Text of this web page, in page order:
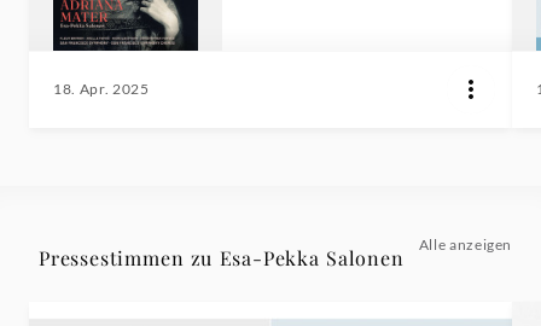
18. Apr. 2025
Pressestimmen zu Esa-Pekka Salonen
Alle anzeigen